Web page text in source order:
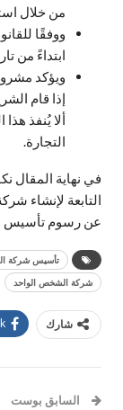
من خلال
ووفقًا
ابتداءً من
ويؤكد
إذا قام
ألا يُنفذ
التجارة.
في نهاية المقال
التابعة لإنشاء
عن رسوم تأسيس
تأسيس شركة
شركة الشخص الواحد
شارك
السابق بوست